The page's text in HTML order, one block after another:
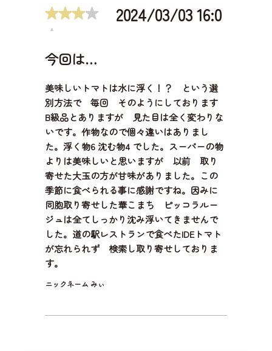
2024/03/03 16:0
今回は…
美味しいトマトは水に浮く！？ という選
別方法で 毎回 そのようにしております
B級品とありますが 見た目は全く変わりな
いです。作物なので個々違いはありまし
た。浮く物6 沈む物4 でした。スーパーの物
よりは美味しいと思いますが 以前 取り
寄せた大玉の方が甘味がありました。この
季節に食べられる事に感謝ですね。因みに
同胞取り寄せした華こまち ピッコラルー
ジュは全てしっかり沈み浮いてきませんで
した。道の駅レストランで食べたIDEトマト
が忘れられず 検索し取り寄せしておりま
す。
ニックネーム みぃ